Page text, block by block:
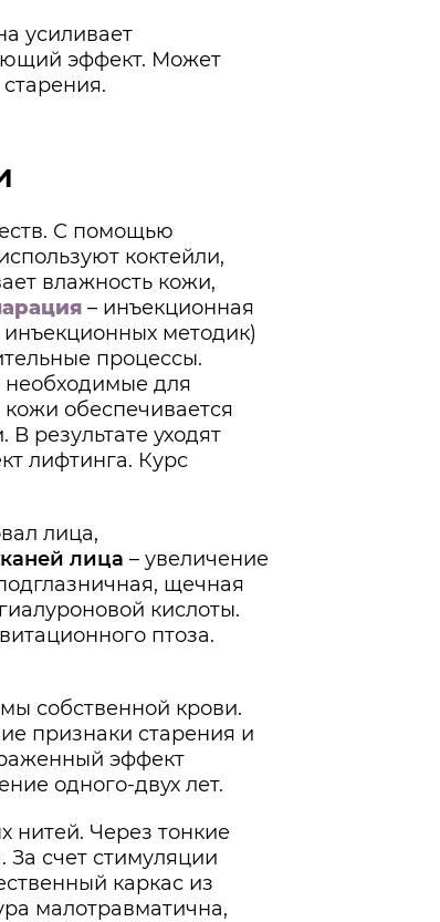
усиливает
эффект. Может
С помощью
коктейли,
влажность кожи,
– инъекционная
методик)
процессы.
необходимые для
обеспечивается
результате уходят
лифтинга. Курс
лица,
лица – увеличение
щечная
кислоты.
птоза.
собственной крови.
признаки старения и
эффект
одного-двух лет.
Через тонкие
За счет стимуляции
каркас из
малотравматична,